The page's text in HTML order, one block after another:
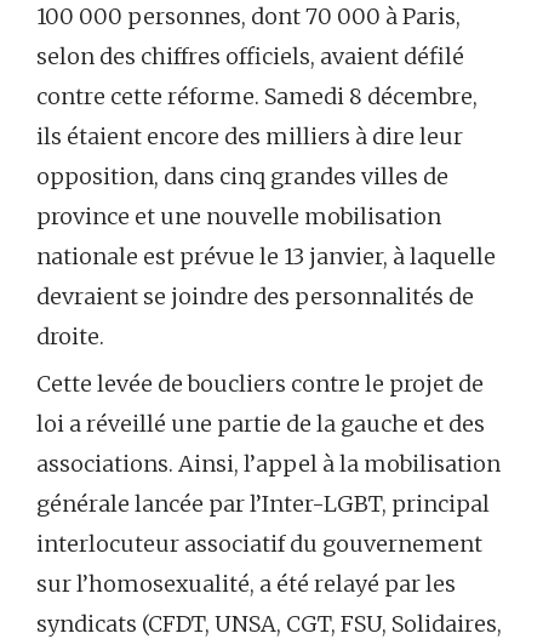
100 000 personnes, dont 70 000 à Paris,
selon des chiffres officiels, avaient défilé
contre cette réforme. Samedi 8 décembre,
ils étaient encore des milliers à dire leur
opposition, dans cinq grandes villes de
province et une nouvelle mobilisation
nationale est prévue le 13 janvier, à laquelle
devraient se joindre des personnalités de
droite.
Cette levée de boucliers contre le projet de
loi a réveillé une partie de la gauche et des
associations. Ainsi, l’appel à la mobilisation
générale lancée par l’Inter-LGBT, principal
interlocuteur associatif du gouvernement
sur l’homosexualité, a été relayé par les
syndicats (CFDT, UNSA, CGT, FSU, Solidaires,